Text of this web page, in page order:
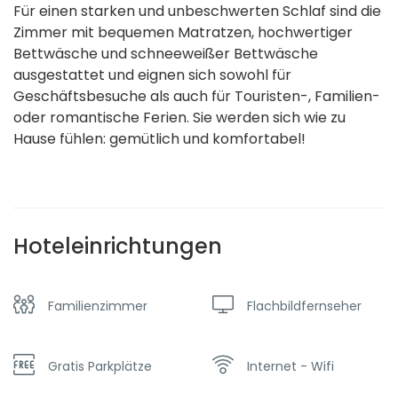
Für einen starken und unbeschwerten Schlaf sind die
Zimmer mit bequemen Matratzen, hochwertiger
Bettwäsche und schneeweißer Bettwäsche
ausgestattet und eignen sich sowohl für
Geschäftsbesuche als auch für Touristen-, Familien-
oder romantische Ferien. Sie werden sich wie zu
Hause fühlen: gemütlich und komfortabel!
Hoteleinrichtungen
Familienzimmer Flachbildfernseher
Gratis Parkplätze Internet - Wifi